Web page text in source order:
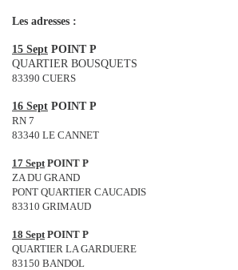
Les adresses :
15 Sept POINT P
QUARTIER BOUSQUETS
83390 CUERS
16 Sept POINT P
RN 7
83340 LE CANNET
17 SeptPOINT P
ZA DU GRAND
PONT QUARTIER CAUCADIS
83310 GRIMAUD
18 SeptPOINT P
QUARTIER LA GARDUERE
83150 BANDOL